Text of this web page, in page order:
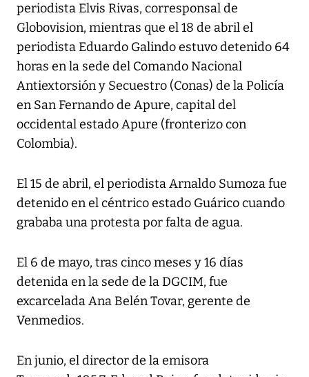
periodista Elvis Rivas, corresponsal de
Globovision, mientras que el 18 de abril el
periodista Eduardo Galindo estuvo detenido 64
horas en la sede del Comando Nacional
Antiextorsión y Secuestro (Conas) de la Policía
en San Fernando de Apure, capital del
occidental estado Apure (fronterizo con
Colombia).
El 15 de abril, el periodista Arnaldo Sumoza fue
detenido en el céntrico estado Guárico cuando
grababa una protesta por falta de agua.
El 6 de mayo, tras cinco meses y 16 días
detenida en la sede de la DGCIM, fue
excarcelada Ana Belén Tovar, gerente de
Venmedios.
En junio, el director de la emisora